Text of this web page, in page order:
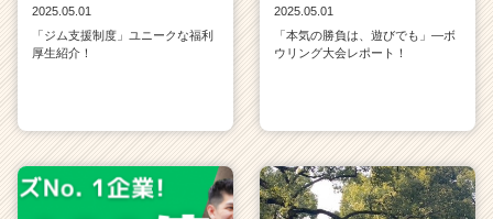
2025.05.01
「ジム支援制度」ユニークな福利
厚生紹介！
2025.05.01
「本気の勝負は、遊びでも」—ボ
ウリング大会レポート！